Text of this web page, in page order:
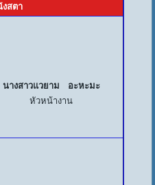
สตา
นางสาวแวยาม อะหะมะ
หัวหน้างาน